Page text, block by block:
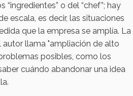
o del “chef”; hay
escala, es decir, las situaciones
que la empresa se amplía. La
llama "ampliación de alto
posibles, como los
cuándo abandonar una idea